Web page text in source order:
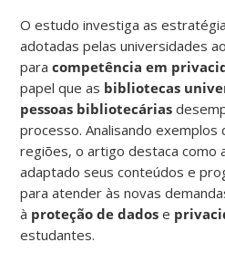
O estudo investiga as
adotadas pelas universidades
paracompetência em
papel que as bibliotecas
pessoas bibliotecárias
processo. Analisando exemplos
regiões, o artigo destaca como
adaptado seus conteúdos e
para atender às novas
à proteção de dados e
estudantes.